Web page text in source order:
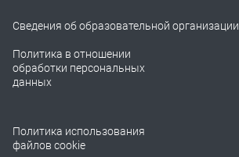
Сведения об образовательной организации
Политика в отношении
обработки персональных
данных
Политика использования
файлов cookie